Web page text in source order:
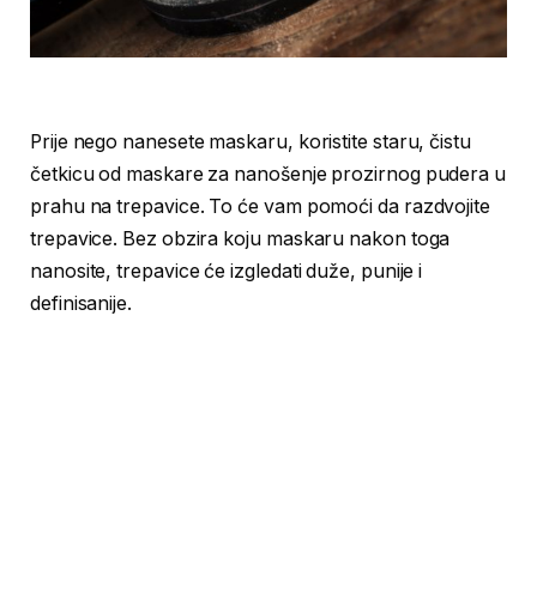
Prije nego nanesete maskaru, koristite staru, čistu
četkicu od maskare za nanošenje prozirnog pudera u
prahu na trepavice. To će vam pomoći da razdvojite
trepavice. Bez obzira koju maskaru nakon toga
nanosite, trepavice će izgledati duže, punije i
definisanije.